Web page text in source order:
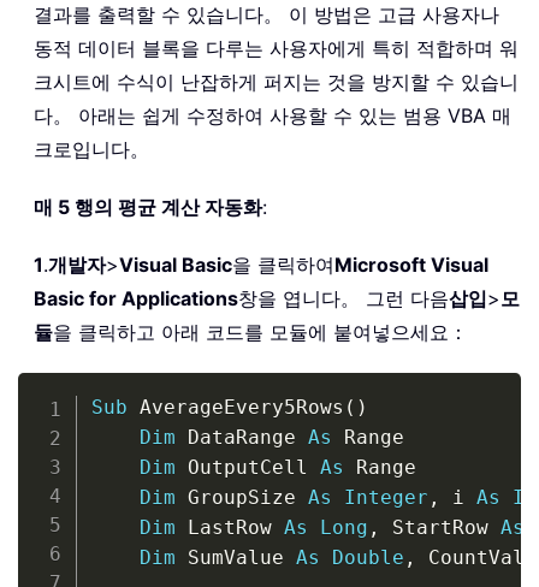
결과를 출력할 수 있습니다。 이 방법은 고급 사용자나
동적 데이터 블록을 다루는 사용자에게 특히 적합하며 워
크시트에 수식이 난잡하게 퍼지는 것을 방지할 수 있습니
다。 아래는 쉽게 수정하여 사용할 수 있는 범용 VBA 매
크로입니다。
매 5 행의 평균 계산 자동화:
1.개발자>Visual Basic을 클릭하여Microsoft Visual
Basic for Applications창을 엽니다。 그런 다음삽입>모
듈을 클릭하고 아래 코드를 모듈에 붙여넣으세요：
Sub AverageEvery5Rows ( )
Dim DataRange As Range
Dim OutputCell As Range
Dim GroupSize As Integer , i As
Dim LastRow As Long , StartRow As
Dim SumValue As Double ,